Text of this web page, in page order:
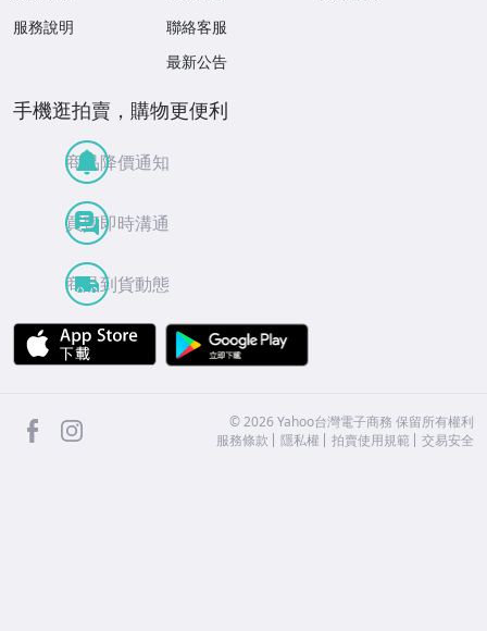
服務說明
聯絡客服
最新公告
手機逛拍賣，購物更便利
商品降價通知
買賣即時溝通
商品到貨動態
APP Store
facebook ©2026 Yahoo台灣電子商務 保留所有權利
服務條款
隱私權 拍賣使用規範 交易安全